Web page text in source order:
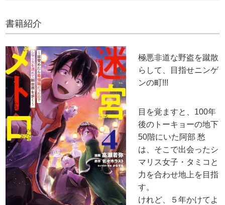
書籍紹介
極悪非道な野盗を蹴散
らして、目指せニンゲ
ンの町!!!
目を覚ますと、100年
後のトーキョーの地下
50階にいた阿部 愁
は、そこで出会ったシ
マリス女子・タミコと
力を合わせ地上を目指
す。
けれど、５年かけてよ